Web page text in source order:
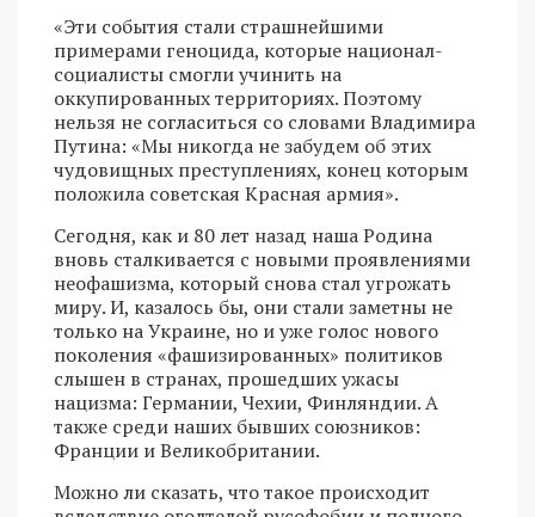
«Эти события стали страшнейшими
примерами геноцида, которые национал-
социалисты смогли учинить на
оккупированных территориях. Поэтому
нельзя не согласиться со словами Владимира
Путина: «Мы никогда не забудем об этих
чудовищных преступлениях, конец которым
положила советская Красная армия».
Сегодня, как и 80 лет назад наша Родина
вновь сталкивается с новыми проявлениями
неофашизма, который снова стал угрожать
миру. И, казалось бы, они стали заметны не
только на Украине, но и уже голос нового
поколения «фашизированных» политиков
слышен в странах, прошедших ужасы
нацизма: Германии, Чехии, Финляндии. А
также среди наших бывших союзников:
Франции и Великобритании.
Можно ли сказать, что такое происходит